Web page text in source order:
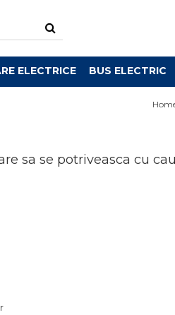
ELECTRICE BUS ELECTRIC
sa se potriveasca cu